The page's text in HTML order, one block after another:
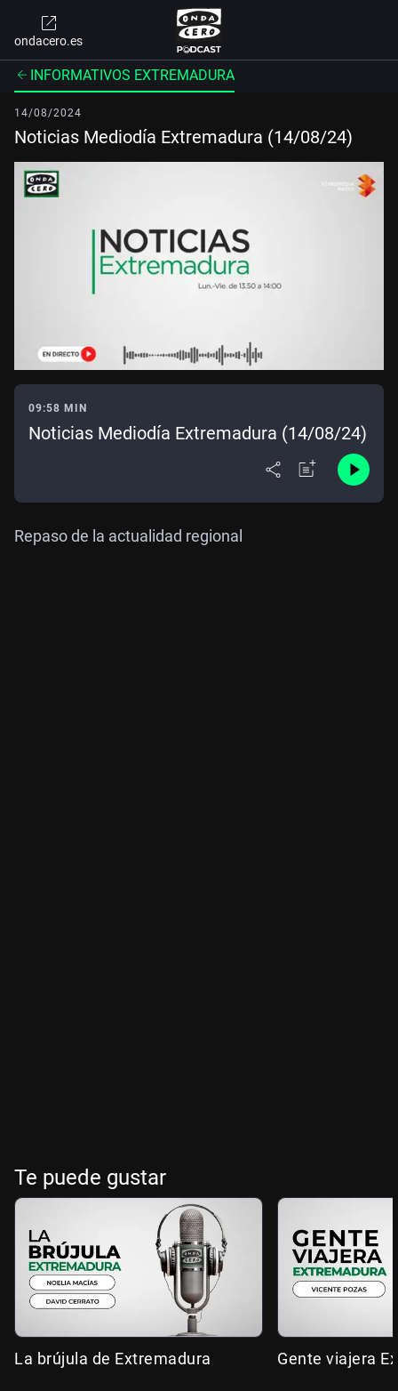
ondacero.es
INFORMATIVOS EXTREMADURA
14/08/2024
Noticias Mediodía Extremadura (14/08/24)
09:58 MIN
Noticias Mediodía Extremadura (14/08/24)
Repaso de la actualidad regional
Te puede gustar
La brújula de Extremadura Gente viajera